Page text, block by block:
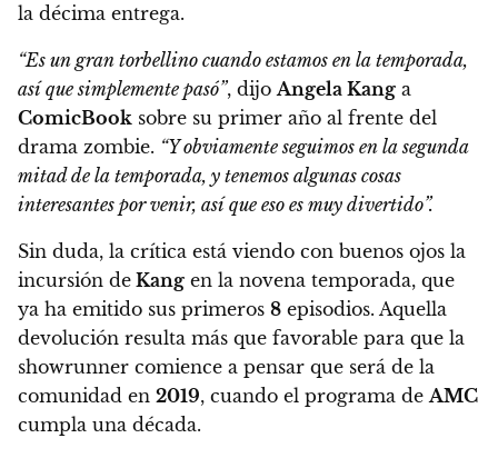
la décima entrega.
“Es un gran torbellino cuando estamos en la temporada,
así que simplemente pasó”, dijo Angela Kang a
ComicBook sobre su primer año al frente del
drama zombie. “Y obviamente seguimos en la segunda
mitad de la temporada, y tenemos algunas cosas
interesantes por venir, así que eso es muy divertido”.
Sin duda, la crítica está viendo con buenos ojos la
incursión de Kang en la novena temporada, que
ya ha emitido sus primeros 8 episodios. Aquella
devolución resulta más que favorable para que la
showrunner comience a pensar que será de la
comunidad en 2019, cuando el programa de AMC
cumpla una década.